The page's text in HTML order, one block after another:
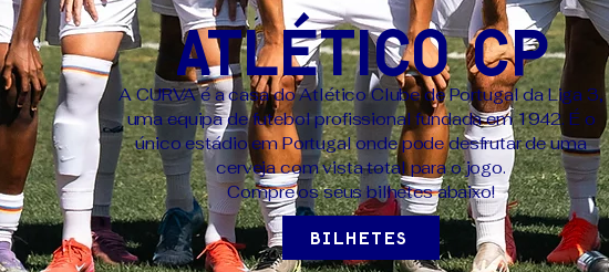
Atlético CP
A CURVA é a casa do Atlético Clube de Portugal da Liga 3,
uma equipa de futebol profissional fundada em 1942. É o
único estádio em Portugal onde pode desfrutar de uma
cerveja com vista total para o jogo.
Compre os seus bilhetes abaixo!
BILHETES